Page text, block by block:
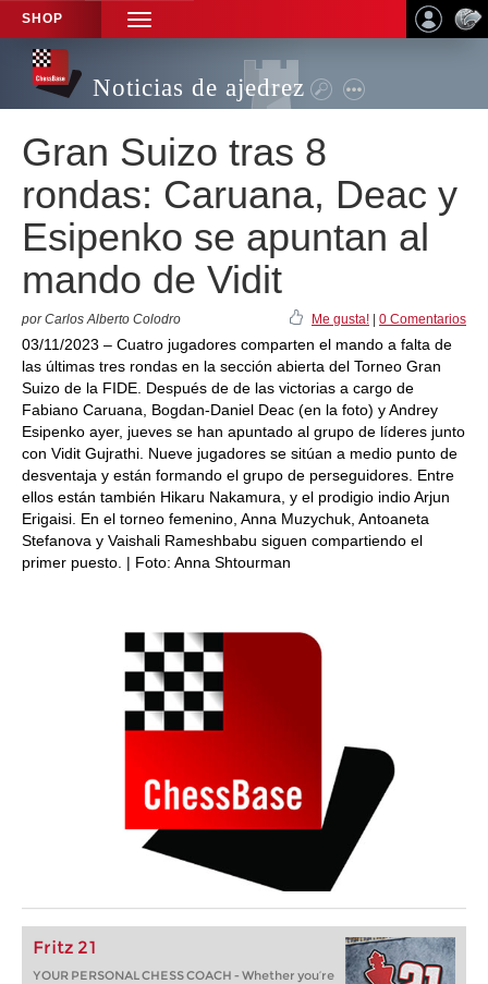
SHOP
TOGGLE
NAVIGATION
Noticias de ajedrez
Gran Suizo tras 8
rondas: Caruana, Deac y
Esipenko se apuntan al
mando de Vidit
por Carlos Alberto Colodro Me gusta! 0 Comentarios
03/11/2023 – Cuatro jugadores comparten el mando a falta de
las últimas tres rondas en la sección abierta del Torneo Gran
Suizo de la FIDE. Después de de las victorias a cargo de
Fabiano Caruana, Bogdan-Daniel Deac (en la foto) y Andrey
Esipenko ayer, jueves se han apuntado al grupo de líderes junto
con Vidit Gujrathi. Nueve jugadores se sitúan a medio punto de
desventaja y están formando el grupo de perseguidores. Entre
ellos están también Hikaru Nakamura, y el prodigio indio Arjun
Erigaisi. En el torneo femenino, Anna Muzychuk, Antoaneta
Stefanova y Vaishali Rameshbabu siguen compartiendo el
primer puesto. | Foto: Anna Shtourman
Fritz 21
YOUR PERSONAL CHESS COACH - Whether you’re